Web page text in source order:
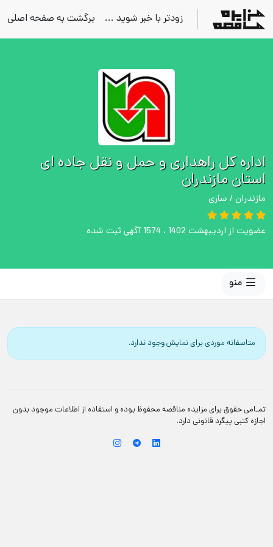
زودتر با خبر شوید ... برگشت به صفحه اصلی
اداره کل راهداری و حمل و نقل جاده ای
استان مازندران
مازندران / ساری
عضویت از اردیبهشت 1402 ، 1574 آگهی ثبت شده
متاسفانه موردی برای نمایش وجود ندارد.
تمـامی حقوق برای مزایده مناقصه محفوظ بوده و استفاده از اطلاعات موجود بدون
اجازه کتبی پیگرد قانونی دارد.